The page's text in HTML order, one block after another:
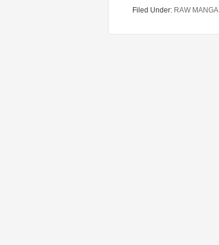
Filed Under: RAW MANGA